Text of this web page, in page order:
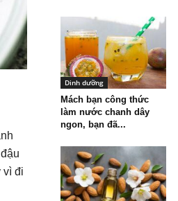
vì đi
Dinh dưỡng
Mách bạn công thức
làm nước chanh dây
ngon, bạn đã...